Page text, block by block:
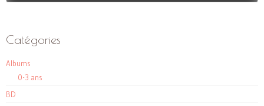
Catégories
Albums
0-3 ans
BD